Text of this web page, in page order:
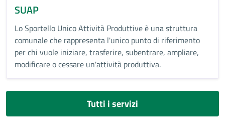
SUAP
Lo Sportello Unico Attività Produttive è una struttura
comunale che rappresenta l'unico punto di riferimento
per chi vuole iniziare, trasferire, subentrare, ampliare,
modificare o cessare un'attività produttiva.
Tutti i servizi